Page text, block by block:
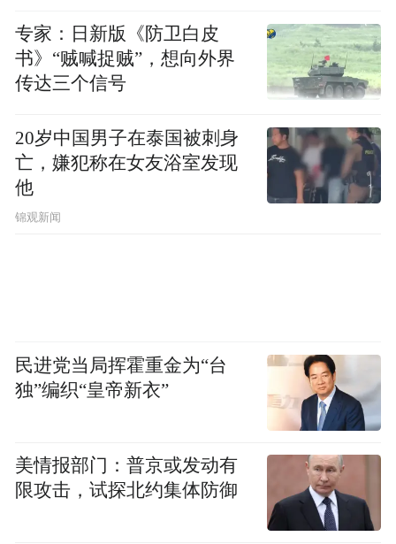
▲图片由部门提供
对此，发帖网友对相关部门的回复办理给予
了五星好评。
03
专家：日新版《防卫白皮
书》“贼喊捉贼”，想向外界
传达三个信号
20岁中国男子在泰国被刺身
亡，嫌犯称在女友浴室发现
他
锦观新闻
民进党当局挥霍重金为“台
独”编织“皇帝新衣”
美情报部门：普京或发动有
限攻击，试探北约集体防御